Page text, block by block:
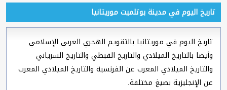
تاريخ اليوم في مدينة بوتلميت موريتانيا
تاريخ اليوم في موريتانيا بالتقويم الهجري العربي الإسلامي
وأيضا بالتاريخ الميلادي والتاريخ القبطي والتاريخ السرياني
والتاريخ الميلادي المعرب عن الفرنسية والتاريخ الميلادي المعرب
عن الإنجليزية بصيغ مختلفة.